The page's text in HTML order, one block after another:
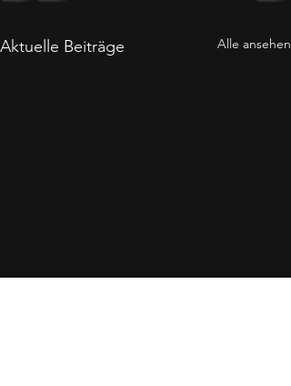
Aktuelle Beiträge Alle ansehen